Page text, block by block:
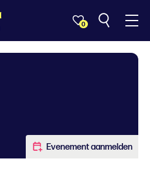
0
Evenement aanmelden